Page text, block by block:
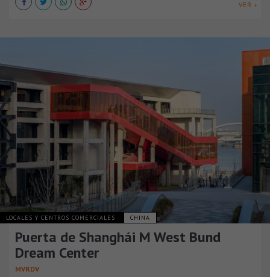
VER +
LOCALES Y CENTROS COMERCIALES CHINA
Puerta de Shanghái M West Bund
Dream Center
MVRDV